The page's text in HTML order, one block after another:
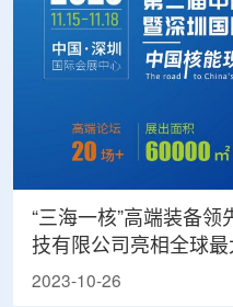
“三海一核”高端装备
技有限公司亮相全球
博会
2023-10-26